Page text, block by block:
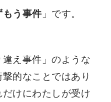
もう事件 」です。
え事件」のような
的なことではあり
けにわたしが受け